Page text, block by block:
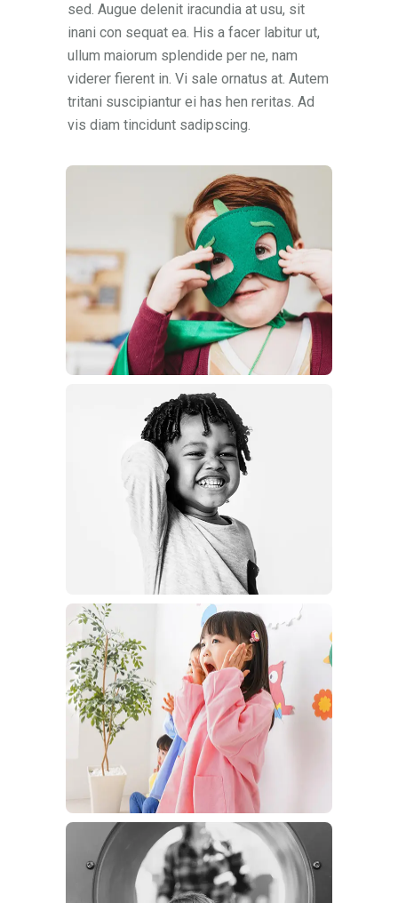
sed. Augue delenit iracundia at usu, sit
inani con sequat ea. His a facer labitur ut,
ullum maiorum splendide per ne, nam
viderer fierent in. Vi sale ornatus at. Autem
tritani suscipiantur ei has hen reritas. Ad
vis diam tincidunt sadipscing.